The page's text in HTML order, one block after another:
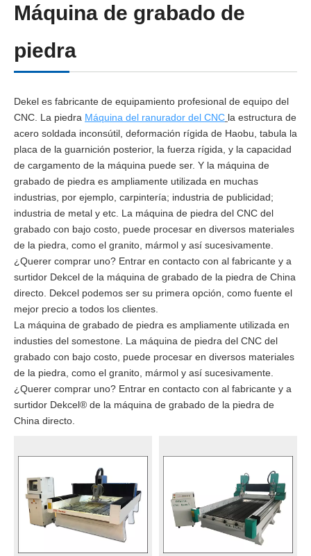
Máquina de grabado de
piedra
Dekel es fabricante de equipamiento profesional de equipo del
CNC. La piedra Máquina del ranurador del CNC la estructura de
acero soldada inconsútil, deformación rígida de Haobu, tabula la
placa de la guarnición posterior, la fuerza rígida, y la capacidad
de cargamento de la máquina puede ser. Y la máquina de
grabado de piedra es ampliamente utilizada en muchas
industrias, por ejemplo, carpintería; industria de publicidad;
industria de metal y etc. La máquina de piedra del CNC del
grabado con bajo costo, puede procesar en diversos materiales
de la piedra, como el granito, mármol y así sucesivamente.
¿Querer comprar uno? Entrar en contacto con al fabricante y a
surtidor Dekcel de la máquina de grabado de la piedra de China
directo. Dekcel podemos ser su primera opción, como fuente el
mejor precio a todos los clientes.
La máquina de grabado de piedra es ampliamente utilizada en
industies del somestone. La máquina de piedra del CNC del
grabado con bajo costo, puede procesar en diversos materiales
de la piedra, como el granito, mármol y así sucesivamente.
¿Querer comprar uno? Entrar en contacto con al fabricante y a
surtidor Dekcel® de la máquina de grabado de la piedra de
China directo.